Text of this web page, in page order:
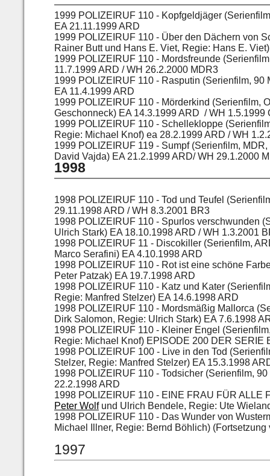
1999 POLIZEIRUF 110 - Kopfgeldjäger
EA 21.11.1999 ARD
1999 POLIZEIRUF 110 - Über den Dächern von
Rainer Butt und Hans E. Viet, Regie: Hans E.
1999 POLIZEIRUF 110 - Mordsfreunde
11.7.1999 ARD / WH 26.2.2000 MDR3
1999 POLIZEIRUF 110 - Rasputin (Serienfilm,
EA 11.4.1999 ARD
1999 POLIZEIRUF 110 - Mörderkind (Serienfilm,
Geschonneck) EA 14.3.1999 ARD / WH 1.5.1999
1999 POLIZEIRUF 110 - Schellekloppe
Regie: Michael Knof) ea 28.2.1999 ARD / WH
1999 POLIZEIRUF 119 - Sumpf (Serienfilm,
David Vajda) EA 21.2.1999 ARD/ WH 29.1.2000
1998
1998 POLIZEIRUF 110 - Tod und Teufel
29.11.1998 ARD / WH 8.3.2001 BR3
1998 POLIZEIRUF 110 - Spurlos verschwunden
Ulrich Stark) EA 18.10.1998 ARD / WH 1.3.2001
1998 POLIZEIRUF 11 - Discokiller (Serienfilm,
Marco Serafini) EA 4.10.1998 ARD
1998 POLIZEIRUF 110 - Rot ist eine schöne
Peter Patzak) EA 19.7.1998 ARD
1998 POLIZEIRUF 110 - Katz und Kater
Regie: Manfred Stelzer) EA 14.6.1998 ARD
1998 POLIZEIRUF 110 - Mordsmäßig Mallorca
Dirk Salomon, Regie: Ulrich Stark) EA 7.6.1998
1998 POLIZEIRUF 110 - Kleiner Engel
Regie: Michael Knof) EPISODE 200 DER SERIE
1998 POLIZEIRUF 100 - Live in den Tod
Stelzer, Regie: Manfred Stelzer) EA 15.3.1998
1998 POLIZEIRUF 110 - Todsicher (Serienfilm,
22.2.1998 ARD
1998 POLIZEIRUF 110 - EINE FRAU FÜR
Peter Wolfund Ulrich Bendele, Regie: Ute
1998 POLIZEIRUF 110 - Das Wunder von
Michael Illner, Regie: Bernd Böhlich)
1997